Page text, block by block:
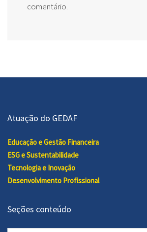
comentário.
Atuação do GEDAF
Educação e Gestão Financeira
ESG e Sustentabilidade
Tecnologia e Inovação
Desenvolvimento Profissional
Seções conteúdo